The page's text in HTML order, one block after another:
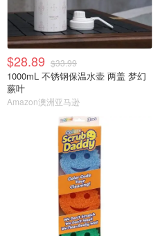
$28.89 $33.99
1000mL 不锈钢保温水壶 两盖 梦幻
蕨叶
Amazon澳洲亚马逊